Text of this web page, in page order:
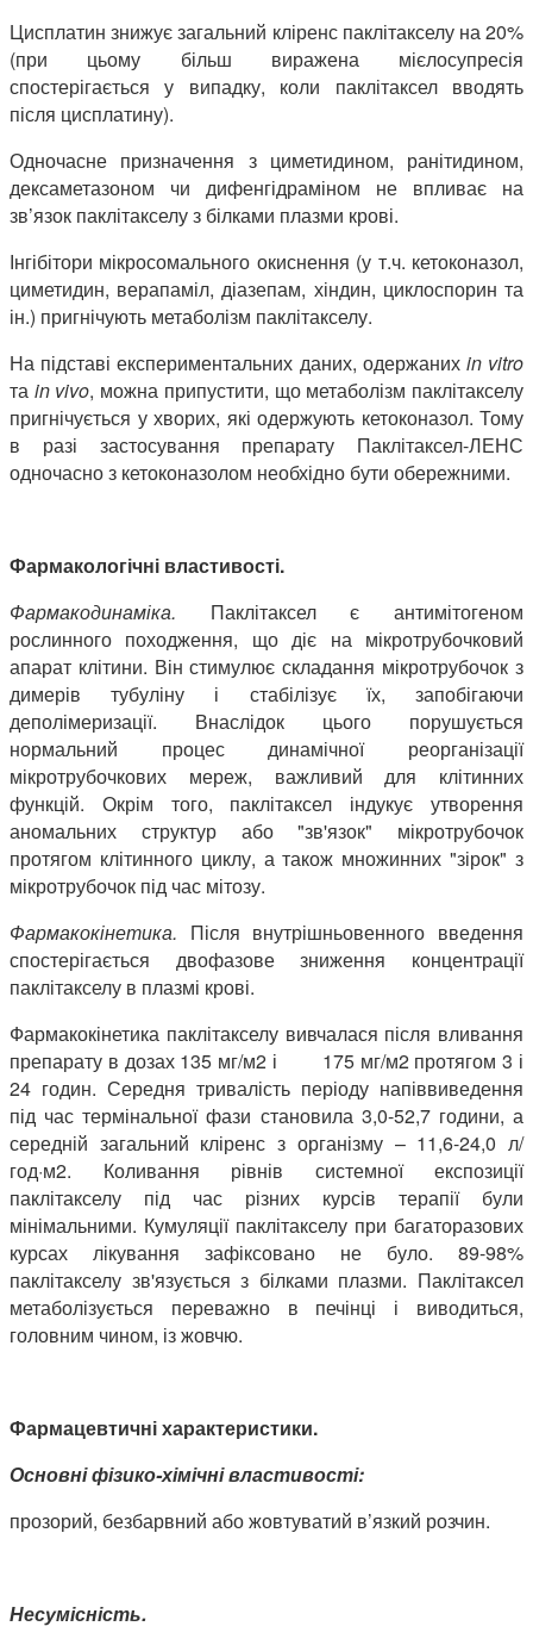
Цисплатин знижує загальний кліренс паклітакселу на 20%
(при цьому більш виражена мієлосупресія
спостерігається у випадку, коли паклітаксел вводять
після цисплатину).
Одночасне призначення з циметидином, ранітидином,
дексаметазоном чи дифенгідраміном не впливає на
зв’язок паклітакселу з білками плазми крові.
Інгібітори мікросомального окиснення (у т.ч. кетоконазол,
циметидин, верапаміл, діазепам, хіндин, циклоспорин та
ін.) пригнічують метаболізм паклітакселу.
На підставі експериментальних даних, одержаних in vitro
та in vivo, можна припустити, що метаболізм паклітакселу
пригнічується у хворих, які одержують кетоконазол. Тому
в разі застосування препарату Паклітаксел-ЛЕНС
одночасно з кетоконазолом необхідно бути обережними.
Фармакологічні властивості.
Фармакодинаміка. Паклітаксел є антимітогеном
рослинного походження, що діє на мікротрубочковий
апарат клітини. Він стимулює складання мікротрубочок з
димерів тубуліну і стабілізує їх, запобігаючи
деполімеризації. Внаслідок цього порушується
нормальний процес динамічної реорганізації
мікротрубочкових мереж, важливий для клітинних
функцій. Окрім того, паклітаксел індукує утворення
аномальних структур або "зв'язок" мікротрубочок
протягом клітинного циклу, а також множинних "зірок" з
мікротрубочок під час мітозу.
Фармакокінетика. Після внутрішньовенного введення
спостерігається двофазове зниження концентрації
паклітакселу в плазмі крові.
Фармакокінетика паклітакселу вивчалася після вливання
препарату в дозах 135 мг/м2 і 175 мг/м2 протягом 3 і
24 годин. Середня тривалість періоду напіввиведення
під час термінальної фази становила 3,0-52,7 години, а
середній загальний кліренс з організму – 11,6-24,0 л/
год·м2. Коливання рівнів системної експозиції
паклітакселу під час різних курсів терапії були
мінімальними. Кумуляції паклітакселу при багаторазових
курсах лікування зафіксовано не було. 89-98%
паклітакселу зв'язується з білками плазми. Паклітаксел
метаболізується переважно в печінці і виводиться,
головним чином, із жовчю.
Фармацевтичні характеристики.
Основні фізико-хімічні властивості:
прозорий, безбарвний або жовтуватий в’язкий розчин.
Несумісність.